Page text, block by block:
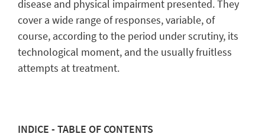
disease and physical impairment presented. They
cover a wide range of responses, variable, of
course, according to the period under scrutiny, its
technological moment, and the usually fruitless
attempts at treatment.
INDICE - TABLE OF CONTENTS